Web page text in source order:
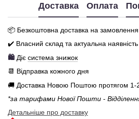
Доставка Оплата
📦 Безкоштовна доставка на замовлення
✔️ Власний склад та актуальна
🛍️ Діє система знижок
📆 Відправка кожного дня
🚚 Доставка Новою Поштою протягом 1-2
*за тарифами Нової Пошти -
Детальніше про доставку